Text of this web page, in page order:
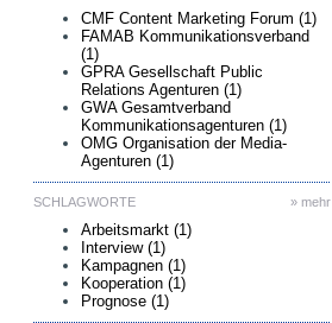
CMF Content Marketing Forum (1)
FAMAB Kommunikationsverband
(1)
GPRA Gesellschaft Public
Relations Agenturen (1)
GWA Gesamtverband
Kommunikationsagenturen (1)
OMG Organisation der Media-
Agenturen (1)
» mehr
SCHLAGWORTE
Arbeitsmarkt (1)
Interview (1)
Kampagnen (1)
Kooperation (1)
Prognose (1)